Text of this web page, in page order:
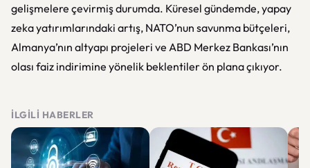
gelişmelere çevirmiş durumda. Küresel gündemde, yapay
zeka yatırımlarındaki artış, NATO’nun savunma bütçeleri,
Almanya’nın altyapı projeleri ve ABD Merkez Bankası’nın
olası faiz indirimine yönelik beklentiler ön plana çıkıyor.
İLGILI HABERLER